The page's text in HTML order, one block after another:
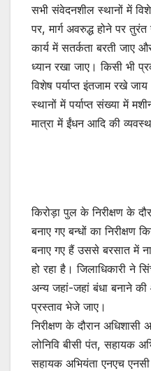
सभी संवेदनशील स्थानों में
पर, मार्ग अवरुद्ध होने पर
कार्य में सतर्कता बरती जाए
ध्यान रखा जाए। किसी भी
विशेष पर्याप्त इंतजाम रखे
स्थानों में पर्याप्त संख्या में
मात्रा में ईंधन आदि की
किरोड़ा पुल के निरीक्षण के
बनाए गए बन्धों का निरीक्षण
बनाए गए हैं उससे बरसात में
हो रहा है। जिलाधिकारी ने
अन्य जहां-जहां बंधा बनाने
प्रस्ताव भेजे जाए।
निरीक्षण के दौरान
लोनिवि बीसी पंत, सहायक
सहायक अभियंता एनएच